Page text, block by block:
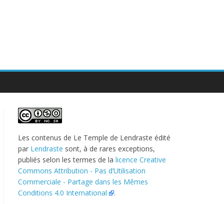
Les contenus de Le Temple de Lendraste édité
par Lendraste sont, à de rares exceptions,
publiés selon les termes de la licence Creative
Commons Attribution - Pas d’Utilisation
Commerciale - Partage dans les Mêmes
Conditions 4.0 International
.